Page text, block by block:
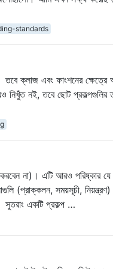
standards
তবে ক্লাজ এবং ফাংশনের ক্ষেত্রে
নিখুঁত নই, তবে ছোট প্রকল্পগুলির
না)। এটি আরও পরিষ্কার যে
(প্রাক্কলন, সময়সূচী,
সুতরাং একটি প্রকল্প …